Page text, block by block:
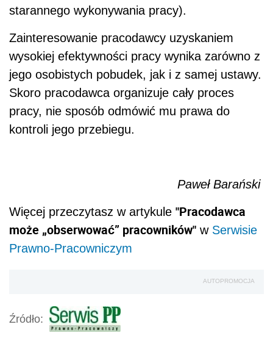
starannego wykonywania pracy).
Zainteresowanie pracodawcy uzyskaniem
wysokiej efektywności pracy wynika zarówno z
jego osobistych pobudek, jak i z samej ustawy.
Skoro pracodawca organizuje cały proces
pracy, nie sposób odmówić mu prawa do
kontroli jego przebiegu.
Paweł Barański
Więcej przeczytasz w artykule "Pracodawca
może „obserwować” pracowników" w Serwisie
Prawno-Pracowniczym
AUTOPROMOCJA
Źródło: